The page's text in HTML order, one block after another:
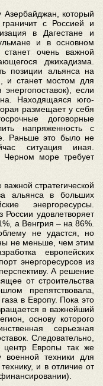
который
с Россией и
в Дагестане и
и в основном
очень важной
джихадизма.
позиции альянса на
и станет мостом для
если
Находящаяся юго-
размещает у себя
договорные
напряженность с
Раньше это было не
ситуация иная.
Черном море требует
стратегической
альянса в больших
энергоресурсы.
удовлетворяет
а Венгрия – на 86%.
не удастся, но
не меньше, чем этим
европейских
энергоресурсов из
А решение
от строительства
препятствовала,
в Европу. Пока это
в важнейший
основу которого
серьезная
Следовательно,
центр Европы так же
военной техники для
и в отличие от